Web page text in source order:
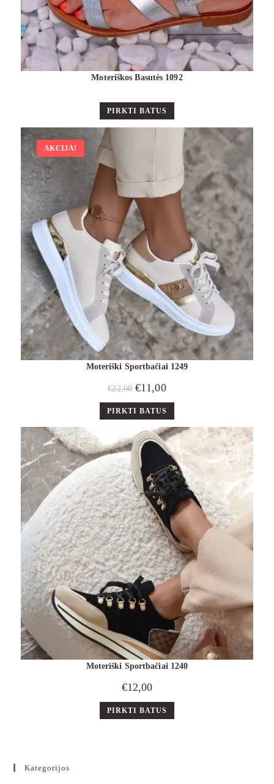
Moteriškos Basutės 1092
PIRKTI BATUS
AKCIJA!
Moteriški Sportbačiai 1249
€22,00 €11,00
PIRKTI BATUS
Moteriški Sportbačiai 1240
€12,00
PIRKTI BATUS
Kategorijos